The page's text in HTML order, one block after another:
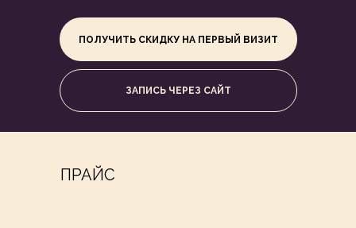
ПОЛУЧИТЬ СКИДКУ НА ПЕРВЫЙ ВИЗИТ
ЗАПИСЬ ЧЕРЕЗ САЙТ
ПРАЙС